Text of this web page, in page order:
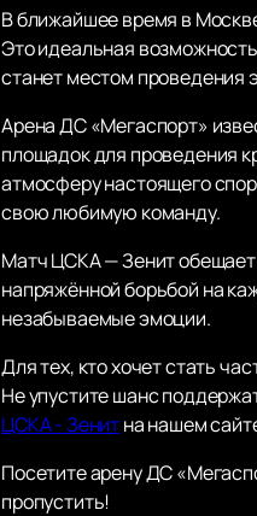
В ближайшее время в
Это идеальная
станет местом проведения
Арена ДС «Мегаспорт»
площадок для проведения
атмосферу настоящего
свою любимую команду.
Матч ЦСКА — Зенит
напряжённой борьбой на
незабываемые эмоции.
Для тех, кто хочет стать
Не упустите шанс
ЦСКА - Зенитна нашем
Посетите арену ДС
пропустить!